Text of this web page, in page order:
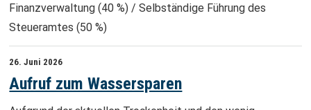
Finanzverwaltung (40 %) / Selbständige Führung des
Steueramtes (50 %)
Aufruf zum Wassersparen
26. Juni 2026